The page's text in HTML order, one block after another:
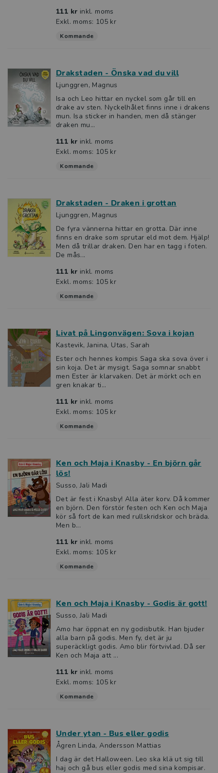
111 kr inkl. moms
Exkl. moms: 105 kr
Kommande
Drakstaden - Önska vad du vill
Ljunggren, Magnus
Isa och Leo hittar en nyckel som går till en
drake av sten. Nyckelhålet finns inne i drakens
mun. Isa sticker in handen, men då stänger
draken mu...
111 kr inkl. moms
Exkl. moms: 105 kr
Kommande
Drakstaden - Draken i grottan
Ljunggren, Magnus
De fyra vännerna hittar en grotta. Där inne
finns en drake som sprutar eld mot dem. Hjälp!
Men då trillar draken. Den har en tagg i foten.
De mås...
111 kr inkl. moms
Exkl. moms: 105 kr
Kommande
Livat på Lingonvägen: Sova i kojan
Kastevik, Janina, Utas, Sarah
Ester och hennes kompis Saga ska sova över i
sin koja. Det är mysigt. Saga somnar snabbt
men Ester är klarvaken. Det är mörkt och en
gren knakar ti...
111 kr inkl. moms
Exkl. moms: 105 kr
Kommande
Ken och Maja i Knasby - En björn går
lös!
Susso, Jali Madi
Det är fest i Knasby! Alla äter korv. Då kommer
en björn. Den förstör festen och Ken och Maja
kör så fort de kan med rullskridskor och bräda.
Men b...
111 kr inkl. moms
Exkl. moms: 105 kr
Kommande
Ken och Maja i Knasby - Godis är gott!
Susso, Jali Madi
Amo har öppnat en ny godisbutik. Han bjuder
alla barn på godis. Men fy, det är ju
superäckligt godis. Amo blir förtvivlad. Då ser
Ken och Maja att ...
111 kr inkl. moms
Exkl. moms: 105 kr
Kommande
Under ytan - Bus eller godis
Ågren Linda, Andersson Mattias
I dag är det Halloween. Leo ska klä ut sig till
haj och gå bus eller godis med sina kompisar.